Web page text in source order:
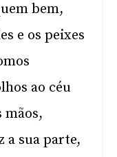
bem,
e os peixes
ao céu
mãos,
a sua parte,